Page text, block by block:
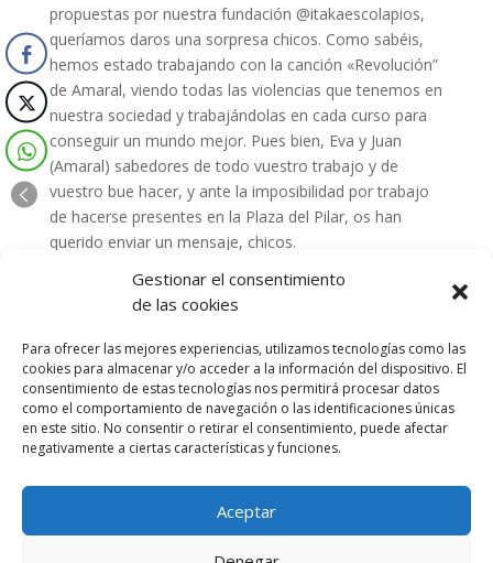
Gestionar el consentimiento
de las cookies
Para ofrecer las mejores experiencias, utilizamos tecnologías como las
cookies para almacenar y/o acceder a la información del dispositivo. El
consentimiento de estas tecnologías nos permitirá procesar datos
como el comportamiento de navegación o las identificaciones únicas
en este sitio. No consentir o retirar el consentimiento, puede afectar
negativamente a ciertas características y funciones.
Aceptar
propuestas por nuestra fundación @itakaescolapios,
queríamos daros una sorpresa chicos. Como sabéis,
hemos estado trabajando con la canción «Revolución”
de Amaral, viendo todas las violencias que tenemos en
nuestra sociedad y trabajándolas en cada curso para
conseguir un mundo mejor. Pues bien, Eva y Juan
(Amaral) sabedores de todo vuestro trabajo y de
vuestro bue hacer, y ante la imposibilidad por trabajo
de hacerse presentes en la Plaza del Pilar, os han
querido enviar un mensaje, chicos.
Desde el cole, queríamos agradecer @amaraloficial
vuestra cercanía, vuestro cariño a todos los chavales
revolución.
Podéis ver el video en el Facebook del cole:
https://www.facebook.com/pg/Escuelas-P%C3%ADas-
¡Nos vemos el día 30 en la plaza del Pilar!